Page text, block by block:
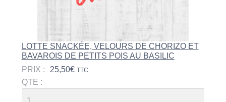
LOTTE SNACKÉE, VELOURS DE CHORIZO ET
BAVAROIS DE PETITS POIS AU BASILIC
PRIX :
25,50€ TTC
QTE :